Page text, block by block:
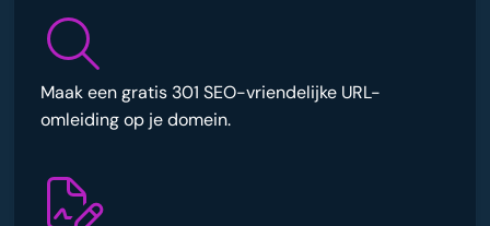
Maak een gratis 301 SEO-vriendelijke URL-
omleiding op je domein.